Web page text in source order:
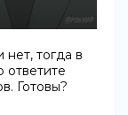
тогда в
ответите
Готовы?